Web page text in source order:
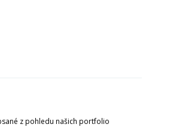
z pohledu našich portfolio